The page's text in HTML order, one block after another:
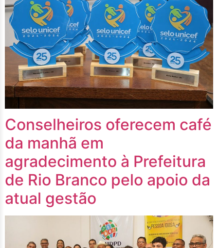
Conselheiros oferecem café
da manhã em
agradecimento à Prefeitura
de Rio Branco pelo apoio da
atual gestão